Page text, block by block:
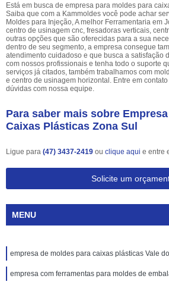
Está em busca de empresa para moldes para
Saiba que com a Kammoldes você pode achar
Moldes para Injeção, A melhor Ferramentaria em
centro de usinagem cnc, fresadoras verticais,
outras opções que são oferecidas para a sua
dentro de seu segmento, a empresa consegue
atendimento cuidadoso e que busca a satisfação
com nossos profissionais e tenha todo o suporte
serviços já citados, também trabalhamos com
e centro de usinagem horizontal. Entre em
dúvidas com nossa equipe.
Para saber mais sobre
Caixas Plásticas Zona Sul
Ligue para (47) 3437-2419 ou clique aqui e entre
Solicite um
MENU
empresa de moldes para caixas plásticas Vale
empresa com ferramentas para moldes de